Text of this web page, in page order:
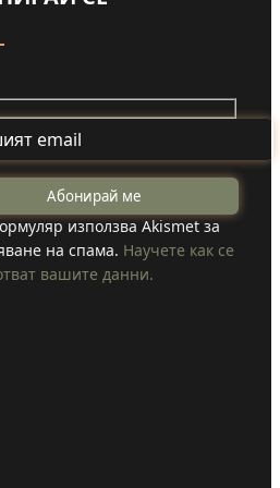
и дъщеря
с
използва Akismet за
на спама. Научете как се
вашите данни.